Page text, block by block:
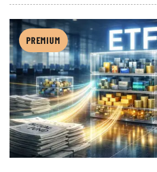
rozhoduje vývoj celého trhu,
než snaha porazit trh o několik
ročně.
PREMIUM